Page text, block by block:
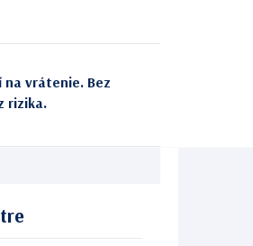
na vrátenie. Bez
rizika.